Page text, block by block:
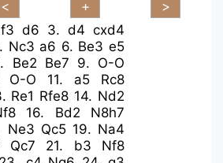
d6 3. d4 cxd4
Nc3 a6 6. Be3 e5
Be2 Be7 9. O-O
O-O 11. a5
Rc8
Re1 Rfe8 14. Nd2
16. Bd2
N8h7
Ne3 Qc5 19. Na4
Qc7 21. b3
Nf8